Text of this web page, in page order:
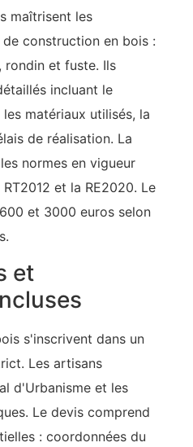
maîtrisent les
construction en bois :
rondin et fuste. Ils
incluant le
matériaux utilisés, la
de réalisation. La
normes en vigueur
et la RE2020. Le
et 3000 euros selon
et
s'inscrivent dans un
Les artisans
d'Urbanisme et les
Le devis comprend
: coordonnées du